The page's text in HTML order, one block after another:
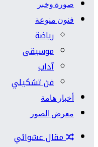
صورة وخبر
فنون منوعة
رياضة
موسيقى
آداب
فن تشكيلي
أخبار هامة
معرض الصور
مقال عشوائي